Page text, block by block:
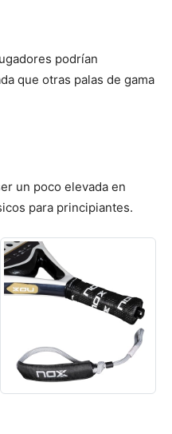
podrían
que otras palas de gama
un poco elevada en
para principiantes.